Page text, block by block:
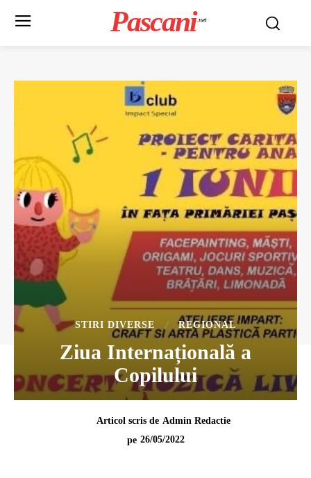
Pascani .net
STIRI DIVERSE REGIONAL
Ziua Internațională a
Copilului
Articol scris de Admin Redactie
pe 26/05/2022